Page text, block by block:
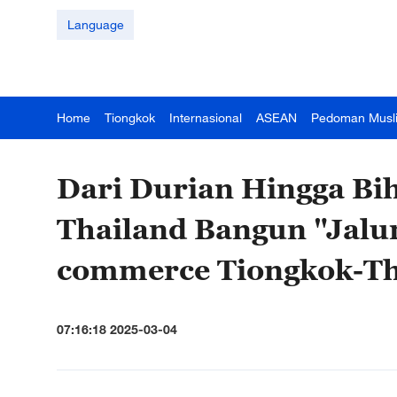
Language
Home Tiongkok Internasional ASEAN Pedoman
Dari Durian Hingga
Thailand Bangun
commerce Tiongkok-
07:16:18 2025-03-04